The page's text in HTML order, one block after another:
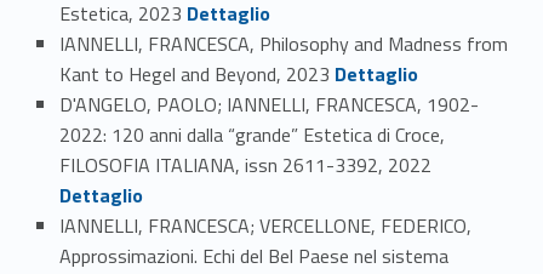
Estetica, 2023 Dettaglio
IANNELLI, FRANCESCA, Philosophy and Madness from
Kant to Hegel and Beyond, 2023 Link identifier #identifier_person_145087-63
Dettaglio
D'ANGELO, PAOLO; IANNELLI, FRANCESCA, 1902-
2022: 120 anni dalla “grande” Estetica di Croce,
FILOSOFIA ITALIANA, issn 2611-3392, 2022
Dettaglio
IANNELLI, FRANCESCA; VERCELLONE, FEDERICO,
Approssimazioni. Echi del Bel Paese nel sistema